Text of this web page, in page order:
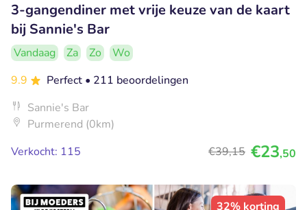
3-gangendiner met vrije keuze van de kaart
bij Sannie's Bar
Vandaag Za Zo
Wo
9.9
Perfect • 211 beoordelingen
Sannie's Bar
Purmerend (0km)
Verkocht: 115
€39,15 €23,50
32% korting